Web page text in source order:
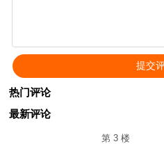
热门评论
最新评论
第 3 楼